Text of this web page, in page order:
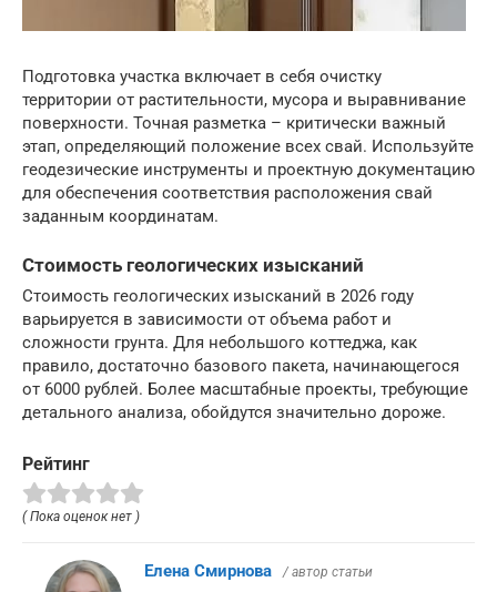
Подготовка участка включает в себя очистку
территории от растительности, мусора и выравнивание
поверхности. Точная разметка – критически важный
этап, определяющий положение всех свай. Используйте
геодезические инструменты и проектную документацию
для обеспечения соответствия расположения свай
заданным координатам.
Стоимость геологических изысканий
Стоимость геологических изысканий в 2026 году
варьируется в зависимости от объема работ и
сложности грунта. Для небольшого коттеджа, как
правило, достаточно базового пакета, начинающегося
от 6000 рублей. Более масштабные проекты, требующие
детального анализа, обойдутся значительно дороже.
Рейтинг
( Пока оценок нет )
Елена Смирнова / автор статьи